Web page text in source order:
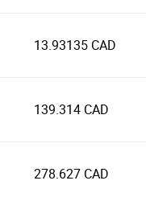
13.93135 CAD
139.314 CAD
278.627 CAD